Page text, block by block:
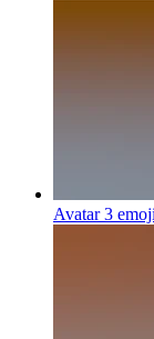
Avatar 3 emoji